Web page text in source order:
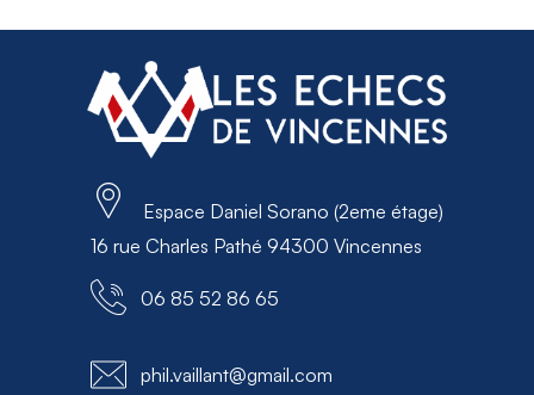
Espace Daniel Sorano (2eme étage)
16 rue Charles Pathé 94300 Vincennes
06 85 52 86 65
phil.vaillant@gmail.com